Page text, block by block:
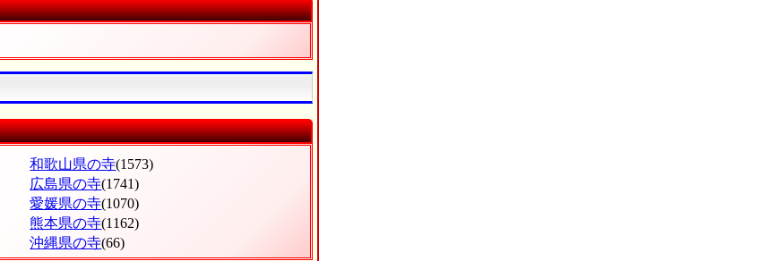
和歌山県の寺(1573)
広島県の寺(1741)
愛媛県の寺(1070)
熊本県の寺(1162)
沖縄県の寺(66)